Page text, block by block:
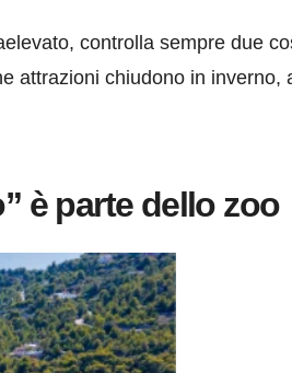
controlla sempre due
attrazioni chiudono in inverno,
è parte dello zoo